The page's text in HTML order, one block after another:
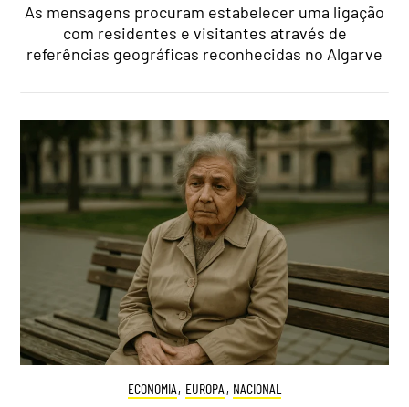
As mensagens procuram estabelecer uma ligação
com residentes e visitantes através de
referências geográficas reconhecidas no Algarve
ECONOMIA, EUROPA , NACIONAL